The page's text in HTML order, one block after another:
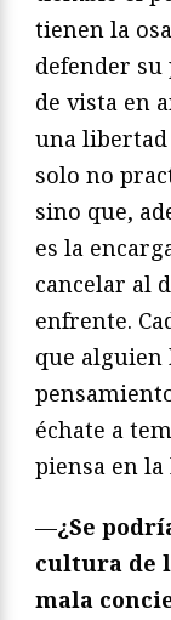
tienen la
defender su
de vista en
una libertad
solo no
sino que,
es la
cancelar al
enfrente.
que alguien
échate a
piensa en
—¿Se
cultura de
mala